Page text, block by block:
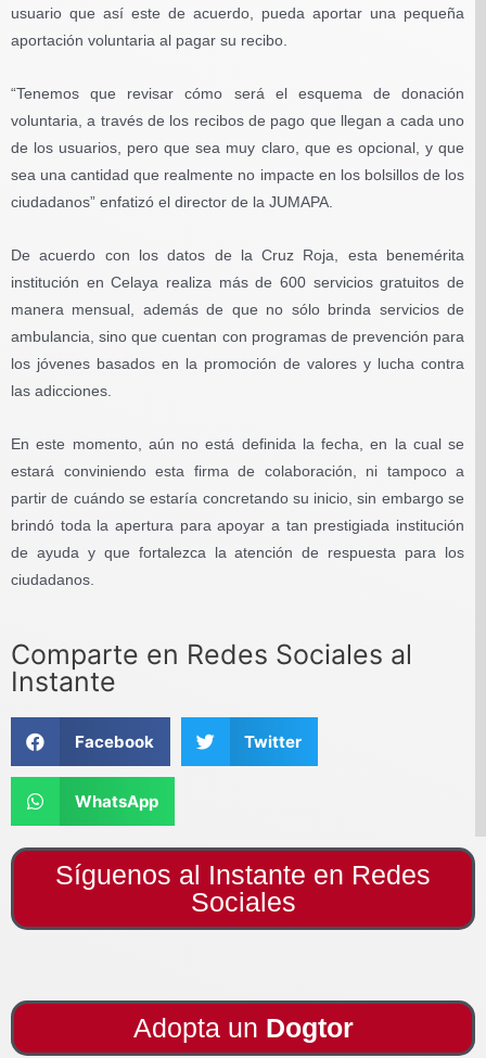
usuario que así este de acuerdo, pueda aportar una pequeña
aportación voluntaria al pagar su recibo.
“Tenemos que revisar cómo será el esquema de donación
voluntaria, a través de los recibos de pago que llegan a cada uno
de los usuarios, pero que sea muy claro, que es opcional, y que
sea una cantidad que realmente no impacte en los bolsillos de los
ciudadanos” enfatizó el director de la JUMAPA.
De acuerdo con los datos de la Cruz Roja, esta benemérita
institución en Celaya realiza más de 600 servicios gratuitos de
manera mensual, además de que no sólo brinda servicios de
ambulancia, sino que cuentan con programas de prevención para
los jóvenes basados en la promoción de valores y lucha contra
las adicciones.
En este momento, aún no está definida la fecha, en la cual se
estará conviniendo esta firma de colaboración, ni tampoco a
partir de cuándo se estaría concretando su inicio, sin embargo se
brindó toda la apertura para apoyar a tan prestigiada institución
de ayuda y que fortalezca la atención de respuesta para los
ciudadanos.
Comparte en Redes Sociales al
Instante
Facebook Twitter
WhatsApp
Síguenos al Instante en Redes
Sociales
Adopta un Dogtor